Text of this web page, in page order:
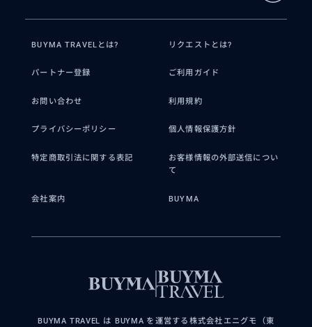
BUYMA TRAVELとは? リクエストとは?
パートナー登録 ご利用ガイド
お問い合わせ 利用規約
プライバシーポリシー 個人情報保護方針
特定商取引法に関する表記
お客様情報の外部送信につい
て
会社案内 BUYMA
BUYMA TRAVEL は BUYMA を運営する株式会社エニグモ（東